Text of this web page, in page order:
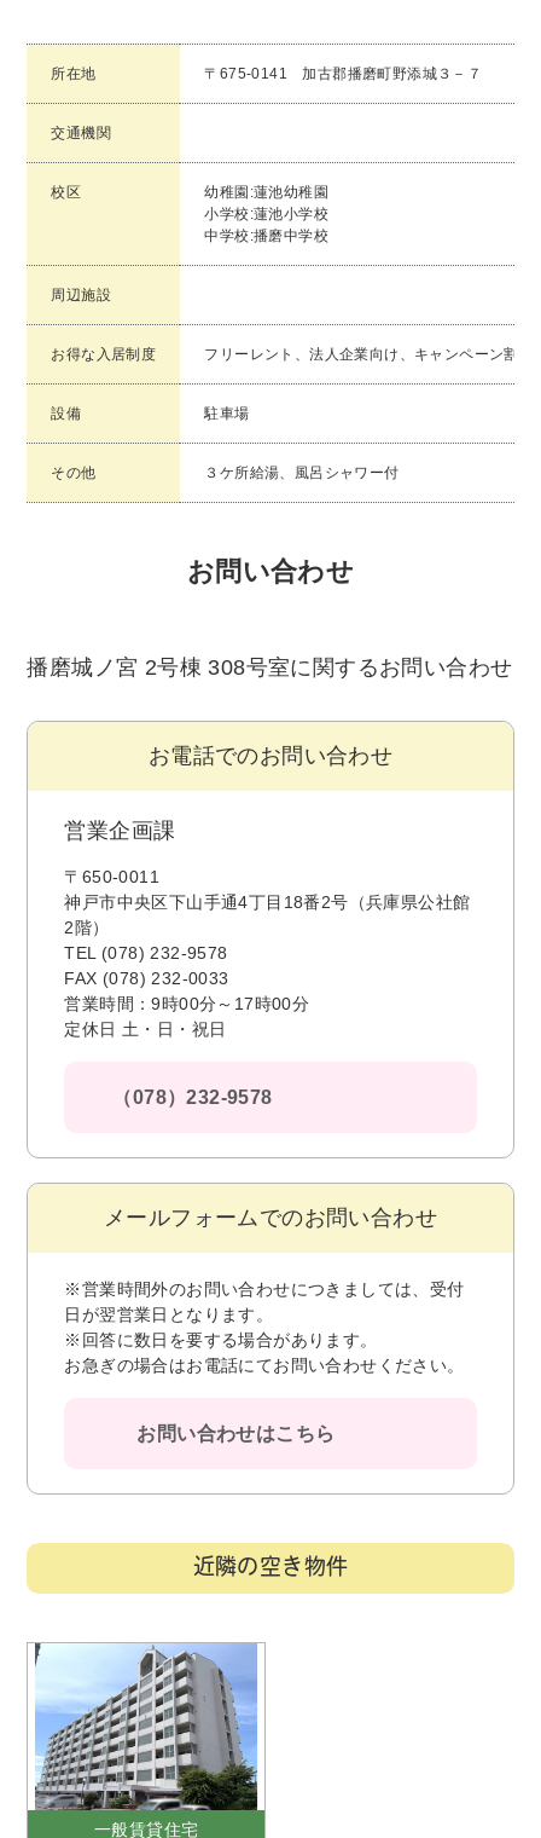
所在地 〒675-0141 加古郡播磨町野添城３－７
交通機関
校区
幼稚園:蓮池幼稚園
小学校:蓮池小学校
中学校:播磨中学校
周辺施設
お得な入居制度 フリーレント、法人企業向け、キャンペーン割
設備 駐車場
その他 ３ケ所給湯、風呂シャワー付
お問い合わせ
播磨城ノ宮 2号棟 308号室に関するお問い合わせ
お電話でのお問い合わせ
営業企画課
〒650-0011
神戸市中央区下山手通4丁目18番2号（兵庫県公社館
2階）
TEL (078) 232-9578
FAX (078) 232-0033
営業時間：9時00分～17時00分
定休日 土・日・祝日
（078）232-9578
メールフォームでのお問い合わせ
※営業時間外のお問い合わせにつきましては、受付
日が翌営業日となります。
※回答に数日を要する場合があります。
お急ぎの場合はお電話にてお問い合わせください。
お問い合わせはこちら
近隣の空き物件
一般賃貸住宅